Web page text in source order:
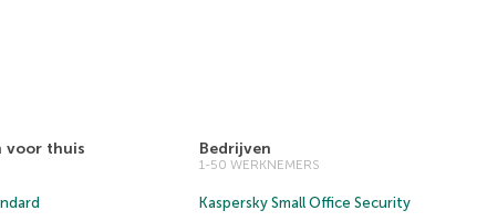
voor thuis Bedrijven
1-50 WERKNEMERS
Kaspersky Small Office Security